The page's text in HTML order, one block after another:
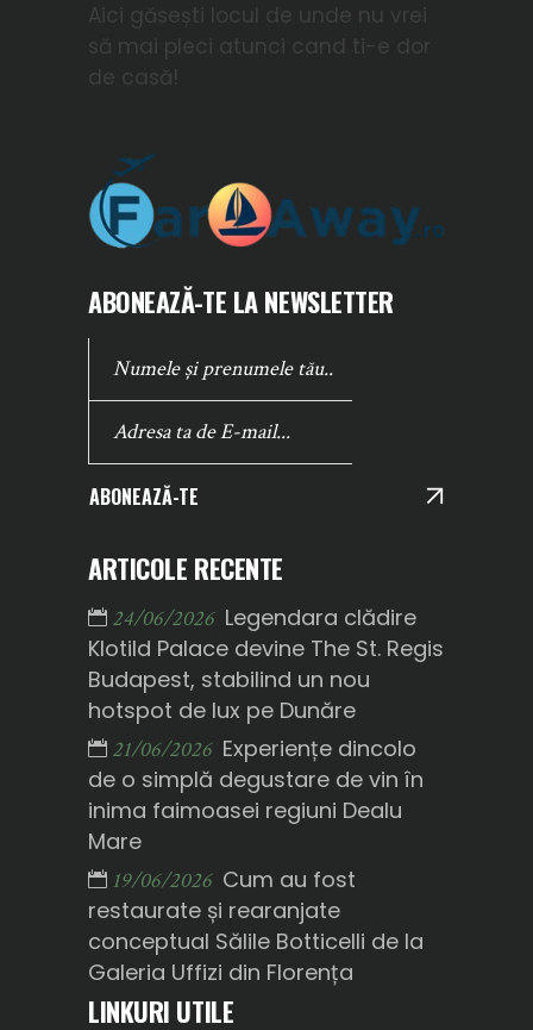
Aici găsești locul de unde nu vrei
să mai pleci atunci cand ti-e dor
de casă!
ABONEAZĂ-TE LA NEWSLETTER
ABONEAZĂ-TE
ARTICOLE RECENTE
24/06/2026 Legendara clădire
Klotild Palace devine The St. Regis
Budapest, stabilind un nou
hotspot de lux pe Dunăre
21/06/2026 Experiențe dincolo
de o simplă degustare de vin în
inima faimoasei regiuni Dealu
Mare
19/06/2026 Cum au fost
restaurate și rearanjate
conceptual Sălile Botticelli de la
Galeria Uffizi din Florența
LINKURI UTILE